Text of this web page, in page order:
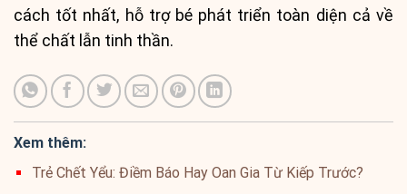
cách tốt nhất, hỗ trợ bé phát triển toàn diện cả về
thể chất lẫn tinh thần.
Xem thêm:
Trẻ Chết Yểu: Điềm Báo Hay Oan Gia Từ Kiếp Trước?